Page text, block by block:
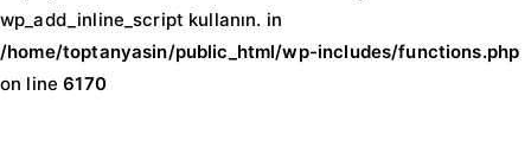
wp_add_inline_script kullanın. in
/home/toptanyasin/public_html/wp-includes/functions.php
on line6170